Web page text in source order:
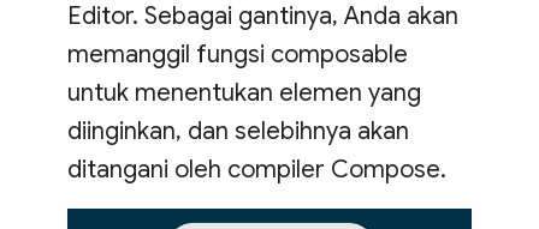
Editor. Sebagai gantinya, Anda akan
memanggil fungsi composable
untuk menentukan elemen yang
diinginkan, dan selebihnya akan
ditangani oleh compiler Compose.